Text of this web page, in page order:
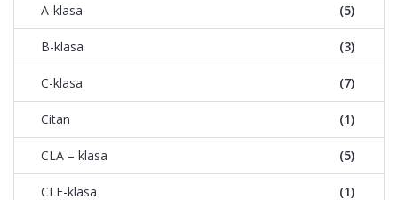
A-klasa (5)
B-klasa (3)
C-klasa (7)
Citan (1)
CLA – klasa (5)
CLE-klasa (1)